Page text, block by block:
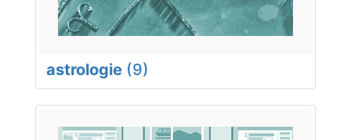
astrologie (9)